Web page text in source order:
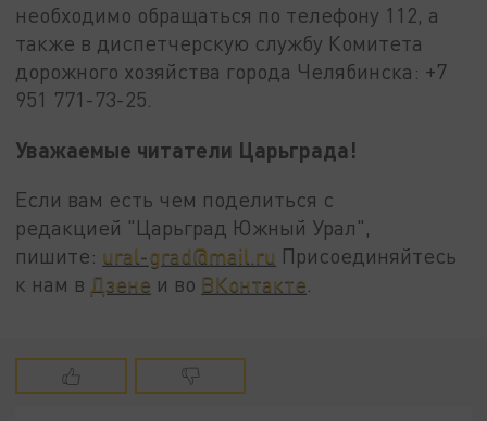
необходимо обращаться по телефону 112, а
также в диспетчерскую службу Комитета
дорожного хозяйства города Челябинска: +7
951 771-73-25.
Уважаемые читатели Царьграда!
Если вам есть чем поделиться с
редакцией "Царьград Южный Урал",
пишите: ural-grad@mail.ru Присоединяйтесь
к нам в Дзене и во ВКонтакте